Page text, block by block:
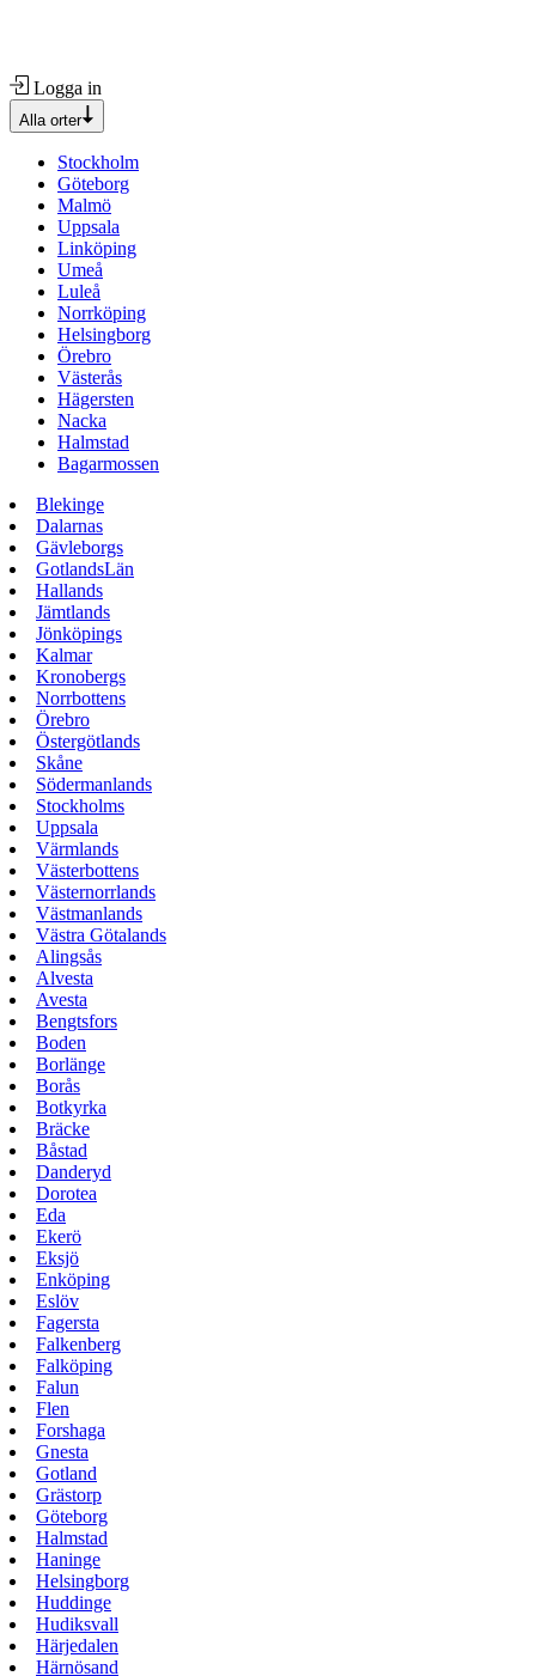
Logga in
Alla orter
Stockholm
Göteborg
Malmö
Uppsala
Linköping
Umeå
Luleå
Norrköping
Helsingborg
Örebro
Västerås
Hägersten
Nacka
Halmstad
Bagarmossen
Blekinge
Dalarnas
Gävleborgs
GotlandsLän
Hallands
Jämtlands
Jönköpings
Kalmar
Kronobergs
Norrbottens
Örebro
Östergötlands
Skåne
Södermanlands
Stockholms
Uppsala
Värmlands
Västerbottens
Västernorrlands
Västmanlands
Västra Götalands
Alingsås
Alvesta
Avesta
Bengtsfors
Boden
Borlänge
Borås
Botkyrka
Bräcke
Båstad
Danderyd
Dorotea
Eda
Ekerö
Eksjö
Enköping
Eslöv
Fagersta
Falkenberg
Falköping
Falun
Flen
Forshaga
Gnesta
Gotland
Grästorp
Göteborg
Halmstad
Haninge
Helsingborg
Huddinge
Hudiksvall
Härjedalen
Härnösand